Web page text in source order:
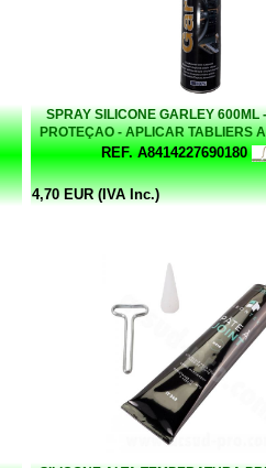
SPRAY SILICONE GARLEY 600ML
PROTEÇAO - APLICAR TABLIERS
EM GERAL NAS MOTAS -
REF. A8414227690180
4,70 EUR (IVA Inc.)